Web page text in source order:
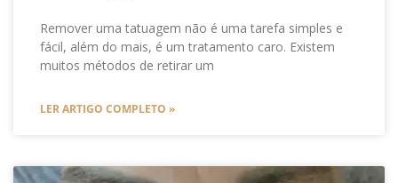
Remover uma tatuagem não é uma tarefa simples e
fácil, além do mais, é um tratamento caro. Existem
muitos métodos de retirar um
LER ARTIGO COMPLETO »